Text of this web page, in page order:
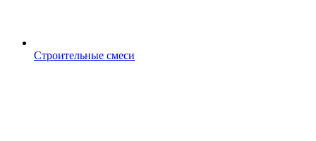
Строительные смеси